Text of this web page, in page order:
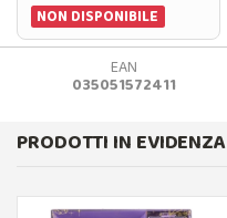
NON DISPONIBILE
EAN
035051572411
PRODOTTI IN EVIDENZA